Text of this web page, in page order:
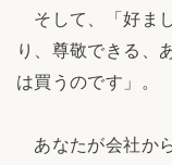
そして、「好ま
り、尊敬できる、
は買うのです」。
あなたが会社か